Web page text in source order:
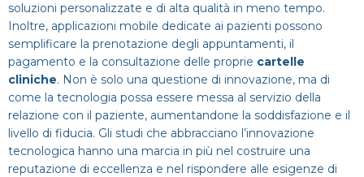
soluzioni personalizzate e di alta qualità in meno tempo.
Inoltre, applicazioni mobile dedicate ai pazienti possono
semplificare la prenotazione degli appuntamenti, il
pagamento e la consultazione delle proprie cartelle
cliniche. Non è solo una questione di innovazione, ma di
come la tecnologia possa essere messa al servizio della
relazione con il paziente, aumentandone la soddisfazione e il
livello di fiducia. Gli studi che abbracciano l’innovazione
tecnologica hanno una marcia in più nel costruire una
reputazione di eccellenza e nel rispondere alle esigenze di